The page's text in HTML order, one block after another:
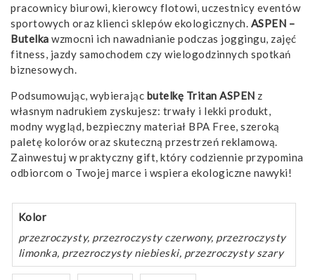
pracownicy biurowi, kierowcy flotowi, uczestnicy eventów
sportowych oraz klienci sklepów ekologicznych. ASPEN –
Butelka wzmocni ich nawadnianie podczas joggingu, zajęć
fitness, jazdy samochodem czy wielogodzinnych spotkań
biznesowych.
Podsumowując, wybierając butelkę Tritan ASPEN z
własnym nadrukiem zyskujesz: trwały i lekki produkt,
modny wygląd, bezpieczny materiał BPA Free, szeroką
paletę kolorów oraz skuteczną przestrzeń reklamową.
Zainwestuj w praktyczny gift, który codziennie przypomina
odbiorcom o Twojej marce i wspiera ekologiczne nawyki!
Kolor
przezroczysty, przezroczysty czerwony, przezroczysty
limonka, przezroczysty niebieski, przezroczysty szary